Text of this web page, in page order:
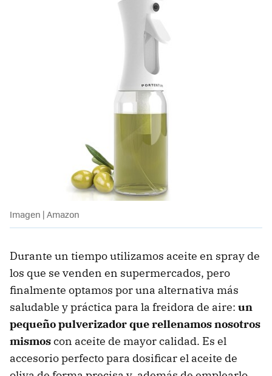
Imagen | Amazon
Durante un tiempo utilizamos aceite en spray de
los que se venden en supermercados, pero
finalmente optamos por una alternativa más
saludable y práctica para la freidora de aire: un
pequeño pulverizador que rellenamos nosotros
mismoscon aceite de mayor calidad. Es el
accesorio perfecto para dosificar el aceite de